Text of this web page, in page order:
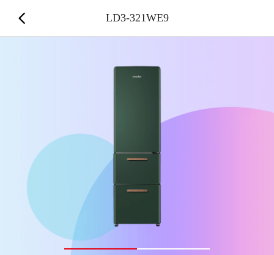
LD3-321WE9